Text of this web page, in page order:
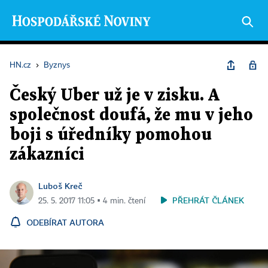
HN.cz › Byznys
Český Uber už je v zisku. A
společnost doufá, že mu v jeho
boji s úředníky pomohou
zákazníci
Luboš Kreč
25. 5. 2017 11:05 ▪ 4 min. čtení PŘEHRÁT ČLÁNEK
ODEBÍRAT AUTORA